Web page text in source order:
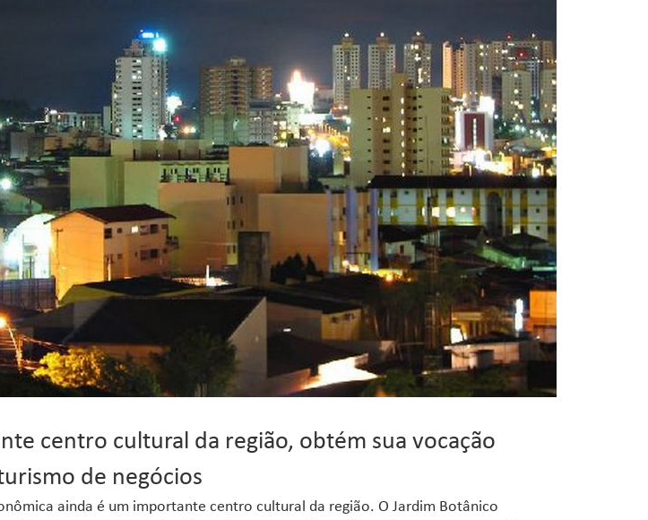
centro cultural da região, obtém sua vocação
de negócios
ainda é um importante centro cultural da região. O Jardim Botânico